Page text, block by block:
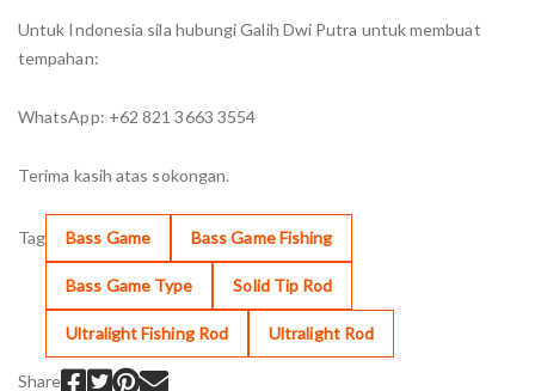
Untuk Indonesia sila hubungi Galih Dwi Putra untuk membuat
tempahan:
WhatsApp: +62 821 3663 3554
Terima kasih atas sokongan.
Tag Bass Game Bass Game Fishing
Bass Game Type Solid Tip Rod
Ultralight Fishing Rod Ultralight Rod
Share